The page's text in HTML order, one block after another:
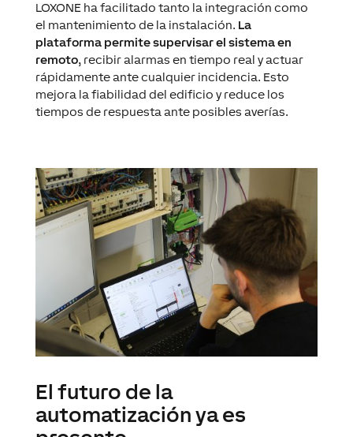
LOXONE ha facilitado tanto la integración como
el mantenimiento de la instalación. La
plataforma permite supervisar el sistema en
remoto, recibir alarmas en tiempo real y actuar
rápidamente ante cualquier incidencia. Esto
mejora la fiabilidad del edificio y reduce los
tiempos de respuesta ante posibles averías.
El futuro de la
automatización ya es